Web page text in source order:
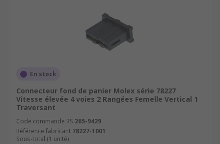
En stock
Connecteur fond de panier Molex série 78227
Vitesse élevée 4 voies 2 Rangées Femelle Vertical 1
Traversant
Code commande RS 265-9429
Référence fabricant 78227-1001
Sous-total (1 unité)